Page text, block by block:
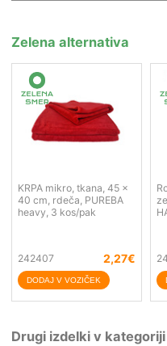
Zelena alternativa
KRPA mikro, tkana, 45 x
40 cm, rdeča, PUREBA
heavy, 3 kos/pak
242407 2,27€
Drugi izdelki v kategoriji